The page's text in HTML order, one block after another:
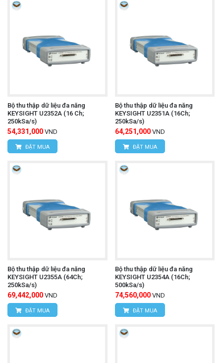
Bộ thu thập dữ liệu đa năng
KEYSIGHT U2352A (16 Ch;
250kSa/s)
54,331,000 VND
ĐẶT MUA
Bộ thu thập dữ liệu đa năng
KEYSIGHT U2351A (16Ch;
250kSa/s)
64,251,000 VND
ĐẶT MUA
Bộ thu thập dữ liệu đa năng
KEYSIGHT U2355A (64Ch;
250kSa/s)
69,442,000 VND
ĐẶT MUA
Bộ thu thập dữ liệu đa năng
KEYSIGHT U2354A (16Ch;
500kSa/s)
74,560,000 VND
ĐẶT MUA